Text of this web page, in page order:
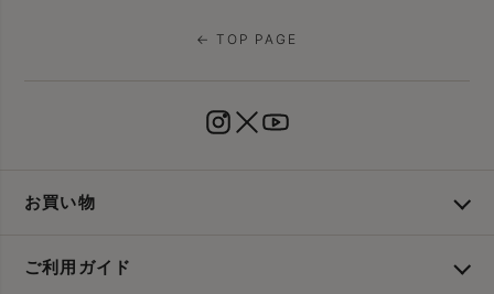
← TOP PAGE
お買い物
ご利用ガイド